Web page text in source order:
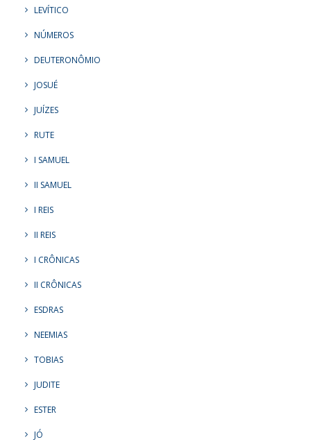
LEVÍTICO
NÚMEROS
DEUTERONÔMIO
JOSUÉ
JUÍZES
RUTE
I SAMUEL
II SAMUEL
I REIS
II REIS
I CRÔNICAS
II CRÔNICAS
ESDRAS
NEEMIAS
TOBIAS
JUDITE
ESTER
JÓ